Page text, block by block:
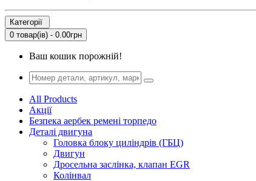
Категорії
0 товар(ів) - 0.00грн
Ваш кошик порожній!
All Products
Акції
Безпека аербек ремені торпедо
Деталі двигуна
Головка блоку циліндрів (ГБЦ)
Двигун
Дросельна заслінка, клапан EGR
Колінвал